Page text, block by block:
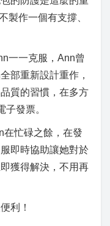
製作一個有支撐、
一一克服，Ann曾
部重新設計重作，
質的習慣，在多方
發票。
在忙碌之餘，在發
即時協助讓她對於
獲得解決，不用再
利！